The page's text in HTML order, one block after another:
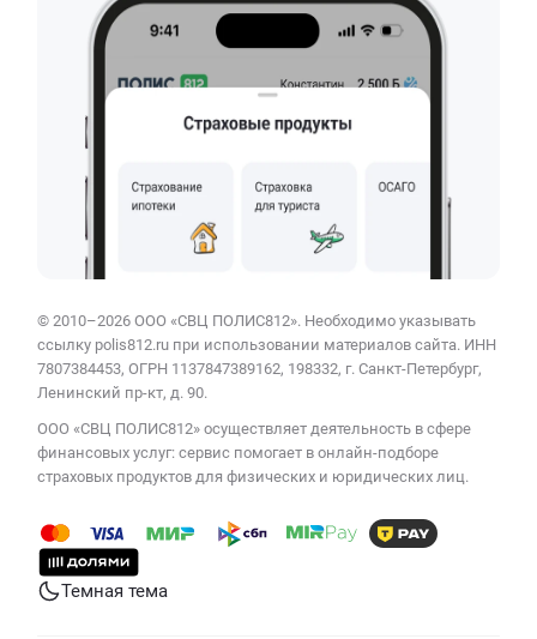
© 2010–2026 ООО «СВЦ ПОЛИС812». Необходимо указывать
ссылку polis812.ru при использовании материалов сайта. ИНН
7807384453, ОГРН 1137847389162, 198332, г. Санкт-Петербург,
Ленинский пр-кт, д. 90.
ООО «СВЦ ПОЛИС812» осуществляет деятельность в сфере
финансовых услуг: сервис помогает в онлайн-подборе
страховых продуктов для физических и юридических лиц.
Темная тема